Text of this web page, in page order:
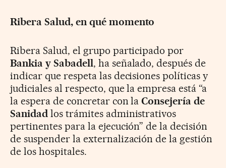
Ribera Salud, en qué momento
Ribera Salud, el grupo participado por
Bankia y Sabadell, ha señalado, después de
indicar que respeta las decisiones políticas y
judiciales al respecto, que la empresa está “a
la espera de concretar con laConsejería de
Sanidadlos trámites administrativos
pertinentes para la ejecución” de la decisión
de suspender la externalización de la gestión
de los hospitales.